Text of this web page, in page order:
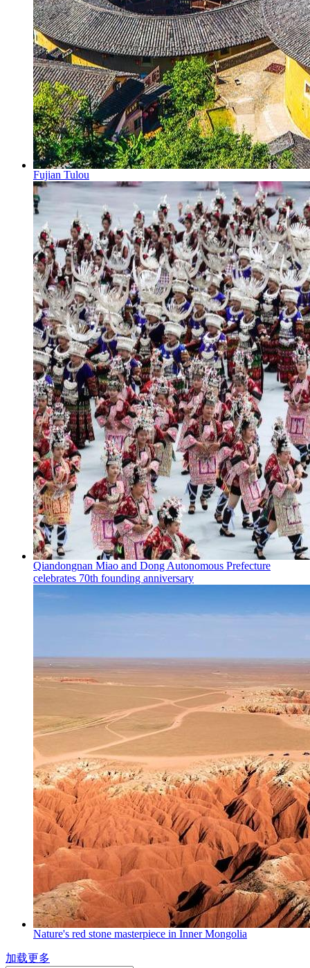
Fujian Tulou
Qiandongnan Miao and Dong Autonomous Prefecture
celebrates 70th founding anniversary
Nature's red stone masterpiece in Inner Mongolia
加载更多